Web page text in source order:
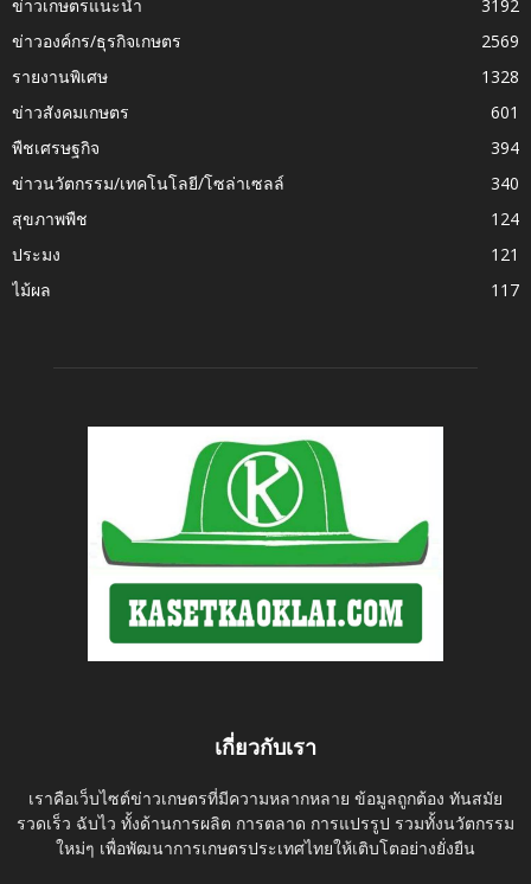
ข่าวเกษตรแนะนำ
3192
ข่าวองค์กร/ธุรกิจเกษตร
2569
รายงานพิเศษ
1328
ข่าวสังคมเกษตร
601
พืชเศรษฐกิจ
394
ข่าวนวัตกรรม/เทคโนโลยี/โซล่าเซลล์
340
สุขภาพพืช
124
ประมง
121
ไม้ผล
117
เกี่ยวกับเรา
เราคือเว็บไซต์ข่าวเกษตรที่มีความหลากหลาย ข้อมูลถูกต้อง ทันสมัย
รวดเร็ว ฉับไว ทั้งด้านการผลิต การตลาด การแปรรูป รวมทั้งนวัตกรรม
ใหม่ๆ เพื่อพัฒนาการเกษตรประเทศไทยให้เติบโตอย่างยั่งยืน